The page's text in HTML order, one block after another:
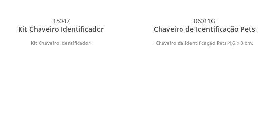
15047
Kit Chaveiro Identificador
Kit Chaveiro Identificador.
06011G
Chaveiro de Identificação Pets
Chaveiro de Identificação Pets 4,6 x 3 cm.